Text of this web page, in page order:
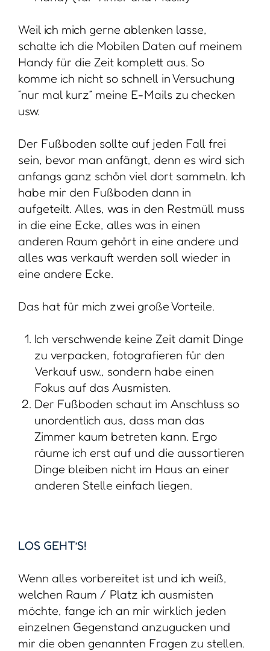
Weil ich mich gerne ablenken lasse,
schalte ich die Mobilen Daten auf meinem
Handy für die Zeit komplett aus. So
komme ich nicht so schnell in Versuchung
“nur mal kurz” meine E-Mails zu checken
usw.
Der Fußboden sollte auf jeden Fall frei
sein, bevor man anfängt, denn es wird sich
anfangs ganz schön viel dort sammeln. Ich
habe mir den Fußboden dann in
aufgeteilt. Alles, was in den Restmüll muss
in die eine Ecke, alles was in einen
anderen Raum gehört in eine andere und
alles was verkauft werden soll wieder in
eine andere Ecke.
Das hat für mich zwei große Vorteile.
Ich verschwende keine Zeit damit Dinge
zu verpacken, fotografieren für den
Verkauf usw., sondern habe einen
Fokus auf das Ausmisten.
Der Fußboden schaut im Anschluss so
unordentlich aus, dass man das
Zimmer kaum betreten kann. Ergo
räume ich erst auf und die aussortieren
Dinge bleiben nicht im Haus an einer
anderen Stelle einfach liegen.
LOS GEHT’S!
Wenn alles vorbereitet ist und ich weiß,
welchen Raum / Platz ich ausmisten
möchte, fange ich an mir wirklich jeden
einzelnen Gegenstand anzugucken und
mir die oben genannten Fragen zu stellen.